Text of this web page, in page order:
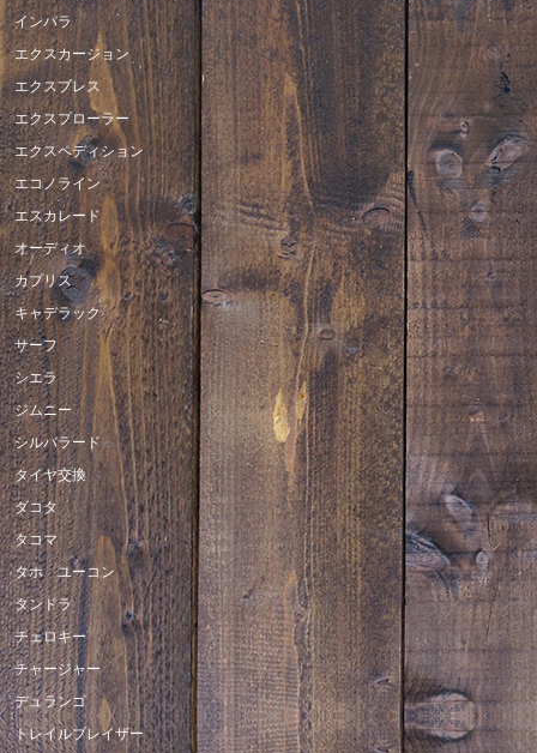
インパラ
エクスカージョン
エクスプレス
エクスプローラー
エクスペディション
エコノライン
エスカレード
オーディオ
カプリス
キャデラック
サーフ
シエラ
ジムニー
シルバラード
タイヤ交換
ダコタ
タコマ
タホ ユーコン
タンドラ
チェロキー
チャージャー
デュランゴ
トレイルブレイザー